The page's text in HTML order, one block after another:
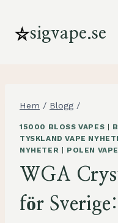
innehållsigvape.se
Hem / Blogg /
15000 BLOSS VAPES
TYSKLAND VAPE
NYHETER
POLEN
WGA
för